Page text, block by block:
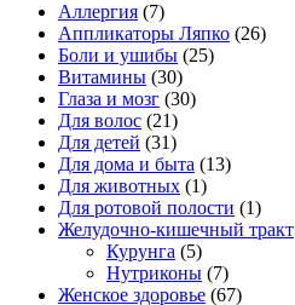
Аллергия (7)
Аппликаторы Ляпко (26)
Боли и ушибы (25)
Витамины (30)
Глаза и мозг (30)
Для волос (21)
Для детей (31)
Для дома и быта (13)
Для животных (1)
Для ротовой полости (1)
Желудочно-кишечный тракт
Курунга (5)
Нутриконы (7)
Женское здоровье (67)